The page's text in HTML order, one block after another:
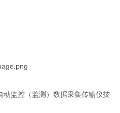
动监控（监测）数据采集传输仪技